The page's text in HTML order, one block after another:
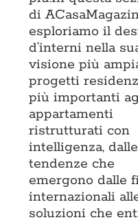
di
esploriamo il
d’interni nella
visione più
progetti
più importanti
appartamenti
ristrutturati con
intelligenza, dalle
tendenze che
emergono dalle
internazionali
soluzioni che